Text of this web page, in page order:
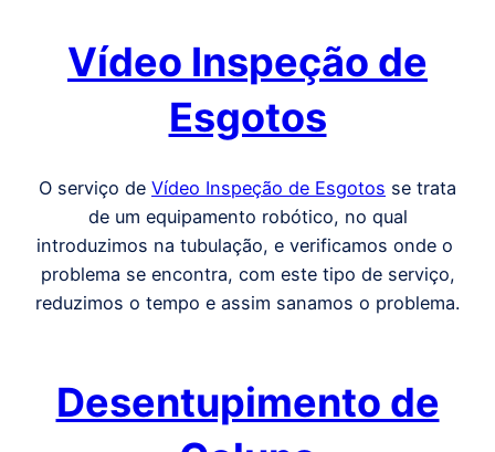
Vídeo Inspeção de
Esgotos
O serviço de Vídeo Inspeção de Esgotos se trata
de um equipamento robótico, no qual
introduzimos na tubulação, e verificamos onde o
problema se encontra, com este tipo de serviço,
reduzimos o tempo e assim sanamos o problema.
Desentupimento de